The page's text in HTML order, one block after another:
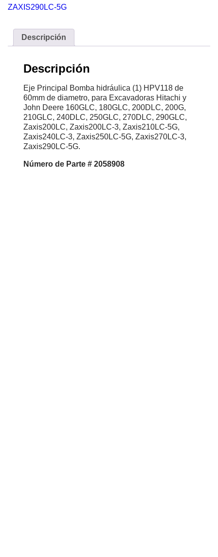
ZAXIS290LC-5G
Descripción
Descripción
Eje Principal Bomba hidráulica (1) HPV118 de
60mm de diametro, para Excavadoras Hitachi y
John Deere 160GLC, 180GLC, 200DLC, 200G,
210GLC, 240DLC, 250GLC, 270DLC, 290GLC,
Zaxis200LC, Zaxis200LC-3, Zaxis210LC-5G,
Zaxis240LC-3, Zaxis250LC-5G, Zaxis270LC-3,
Zaxis290LC-5G.
Número de Parte # 2058908